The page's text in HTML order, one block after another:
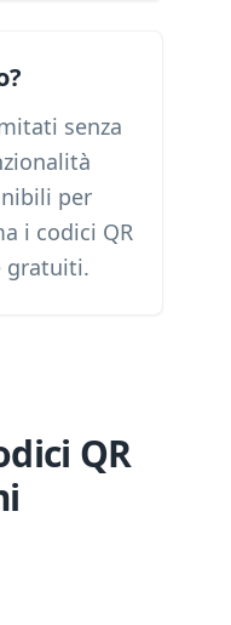
senza
per
i codici QR
gratuiti.
QR